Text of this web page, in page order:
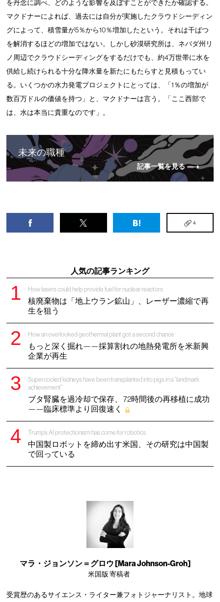
を丹念に調べ、どのような影響を及ぼすことができたか確認する。
マクドナーによれば、過去には自分が実施したクラウドシーディン
グによって、積雪量が5％から10％増加したという。それは干ばつ
を解消するほどの増加ではない。しかし砂漠研究所は、ネバダ州リ
ノ周辺でクラウドシーディングをするだけでも、約4万世帯に水を
供給し続けられる十分な降水量を新たにもたらすと見積もってい
る。いくつかの水力発電プロジェクトにとっては、「1％の増加が
数百万ドルの価値を持つ」と、マクドナーは言う。「ここ西部で
は、水は本当に貴重なのです」。
未来の職種
記事一覧を見る
4
人気の記事ランキング
How lasers could help provide fuel for nuclear reactors
核廃棄物は「地上ウラン鉱山」、レーザー濃縮で再
生を狙う
How an overlooked geothermal plant got a second chance
もっと深く掘れ——採算割れの地熱発電所を米新興
企業が再生
Supercooled kidneys have been transplanted into pigs in a “landmark
achievement”
ブタ腎臓を過冷却で保存、 72時間後の再移植に成功
——臨床標準より回復速く
Trump’s AI protectionism has come for robotics
中国製ロボットを締め出す米国、その研究は中国製
で回っている
マラ・ジョンソン＝グロウ [Mara Johnson-Groh]
米国版 寄稿者
受賞歴のあるサイエンス・ライター兼フォトジャーナリスト。地球